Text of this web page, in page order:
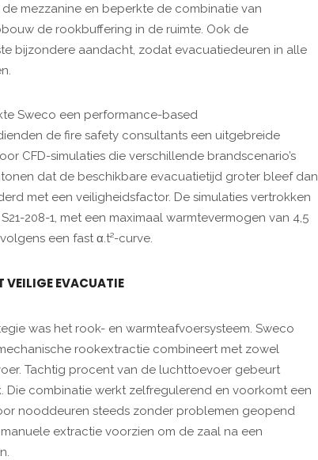
mezzanine en beperkte de combinatie van
de rookbuffering in de ruimte. Ook de
bijzondere aandacht, zodat evacuatiedeuren in alle
Sweco een performance-based
de fire safety consultants een uitgebreide
CFD-simulaties die verschillende brandscenario’s
dat de beschikbare evacuatietijd groter bleef dan
met een veiligheidsfactor. De simulaties vertrokken
208-1, met een maximaal warmtevermogen van 4,5
een fast α.t²-curve.
VEILIGE EVACUATIE
was het rook- en warmteafvoersysteem. Sweco
rookextractie combineert met zowel
Tachtig procent van de luchttoevoer gebeurt
Die combinatie werkt zelfregulerend en voorkomt een
nooddeuren steeds zonder problemen geopend
extractie voorzien om de zaal na een